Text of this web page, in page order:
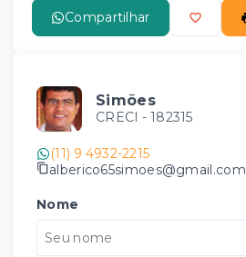
Compartilhar
Simões
CRECI - 182315
(11) 9 4932-2215
alberico65simoes@gmail.com
Nome